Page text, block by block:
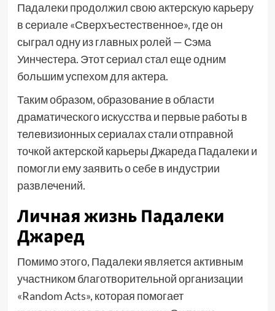
Падалеки продолжил свою актерскую карьеру
в сериале «Сверхъестественное», где он
сыграл одну из главных ролей — Сэма
Уинчестера. Этот сериал стал еще одним
большим успехом для актера.
Таким образом, образование в области
драматического искусства и первые работы в
телевизионных сериалах стали отправной
точкой актерской карьеры Джареда Падалеки и
помогли ему заявить о себе в индустрии
развлечений.
Личная жизнь Падалеки
Джаред
Помимо этого, Падалеки является активным
участником благотворительной организации
«Random Acts», которая помогает